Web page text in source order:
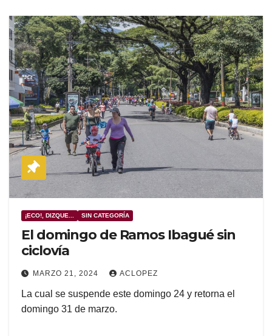
¡ECO!, DIZQUE... SIN CATEGORÍA
El domingo de Ramos Ibagué sin
ciclovía
MARZO 21, 2024 ACLOPEZ
La cual se suspende este domingo 24 y retorna el
domingo 31 de marzo.